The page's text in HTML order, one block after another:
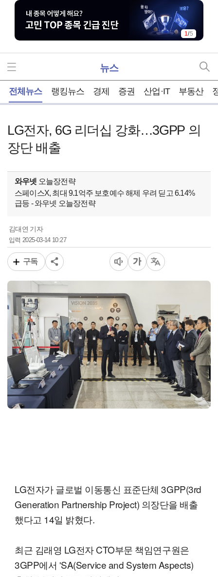
1/5
뉴스
전체뉴스 랭킹뉴스 경제 증권 산업·IT 부동산
LG전자, 6G 리더십 강화…3GPP 의
장단 배출
와우넷 오늘장전략
스페이스X, 최대 9.1억주 보호예수 해제 우려 딛고 6.14%
급등 - 와우넷 오늘장전략
김대연 기자
입력2025-03-14 10:27
구독
LG전자가 글로벌 이동통신 표준단체 3GPP(3rd
Generation Partnership Project) 의장단을 배출
했다고 14일 밝혔다.
최근 김래영 LG전자 CTO부문 책임연구원은
3GPP에서 'SA(Service and System Aspects)